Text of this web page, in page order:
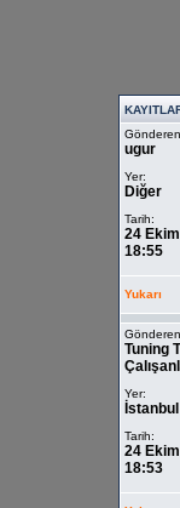
ugur
Yer:
Diğer
Tarih:
24
18:55
Yukarı
Tuning
Yer:
İstanbul
Tarih:
24
18:53